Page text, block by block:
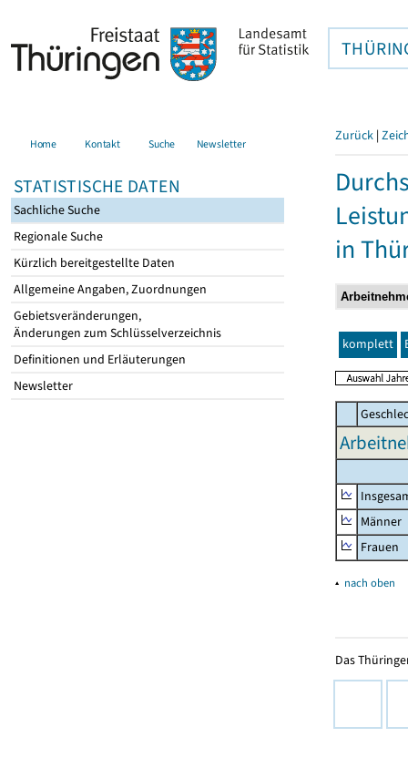
Home Kontakt Suche Newsletter
STATISTISCHE DATEN
Sachliche Suche
Regionale Suche
Kürzlich bereitgestellte Daten
Allgemeine Angaben, Zuordnungen
Gebietsveränderungen,
Änderungen zum Schlüsselverzeichnis
Definitionen und Erläuterungen
Newsletter
Zurück |
in
komplett
Männer
Frauen
▴ nach oben
Das